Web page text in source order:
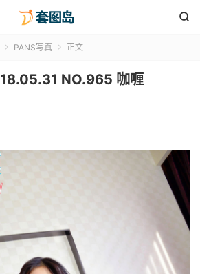

 PANS写真  正文
NO.965 咖喱